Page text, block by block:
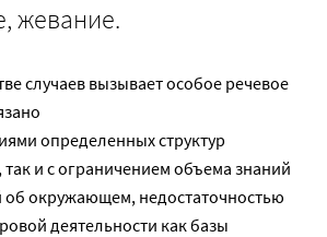
жевание.
случаев вызывает особое речевое
определенных структур
так и с ограничением объема знаний
об окружающем, недостаточностью
деятельности как базы